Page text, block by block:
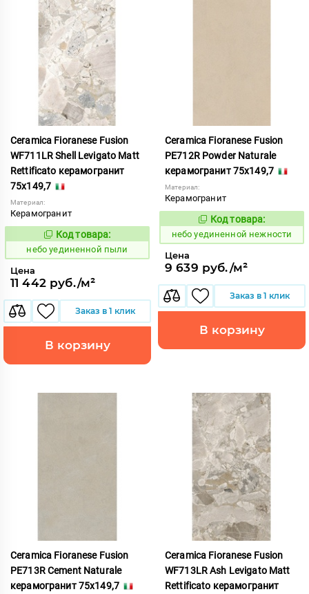
Ceramica Fioranese Fusion
WF711LR Shell Levigato Matt
Rettificato керамогранит
75x149,7
Материал:
Керамогранит
1122951
Код товара:
небо уединенной пыли
Цена
11 442 руб./м²
Заказ в 1 клик
В корзину
Ceramica Fioranese Fusion
PE712R Powder Naturale
керамогранит 75x149,7
Материал:
Керамогранит
1122933
Код товара:
небо уединенной нежности
Цена
9 639 руб./м²
Заказ в 1 клик
В корзину
Ceramica Fioranese Fusion
PE713R Cement Naturale
керамогранит 75x149,7
Ceramica Fioranese Fusion
WF713LR Ash Levigato Matt
Rettificato керамогранит